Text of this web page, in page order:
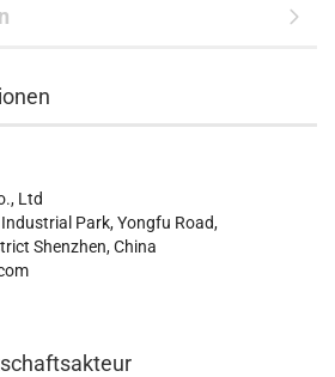
Ltd
Park, Yongfu Road,
Shenzhen, China